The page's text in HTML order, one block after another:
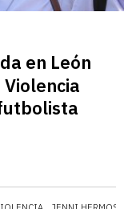
en León